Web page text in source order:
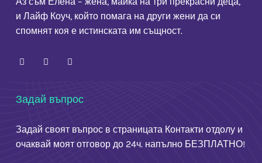
и Лайф Коуч, който помага на други жени да си
спомнят коя е истинската им същност.
Задай въпрос
Задай своят въпрос в страницата Контакти отдолу и
очаквай моят отговор до 24ч. напълно БЕЗПЛАТНО!